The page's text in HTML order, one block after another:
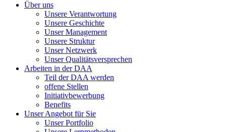
Über uns
Unsere Verantwortung
Unsere Geschichte
Unser Management
Unsere Struktur
Unser Netzwerk
Unser Qualitätsversprechen
Arbeiten in der DAA
Teil der DAA werden
offene Stellen
Initiativbewerbung
Benefits
Unser Angebot für Sie
Unser Portfolio